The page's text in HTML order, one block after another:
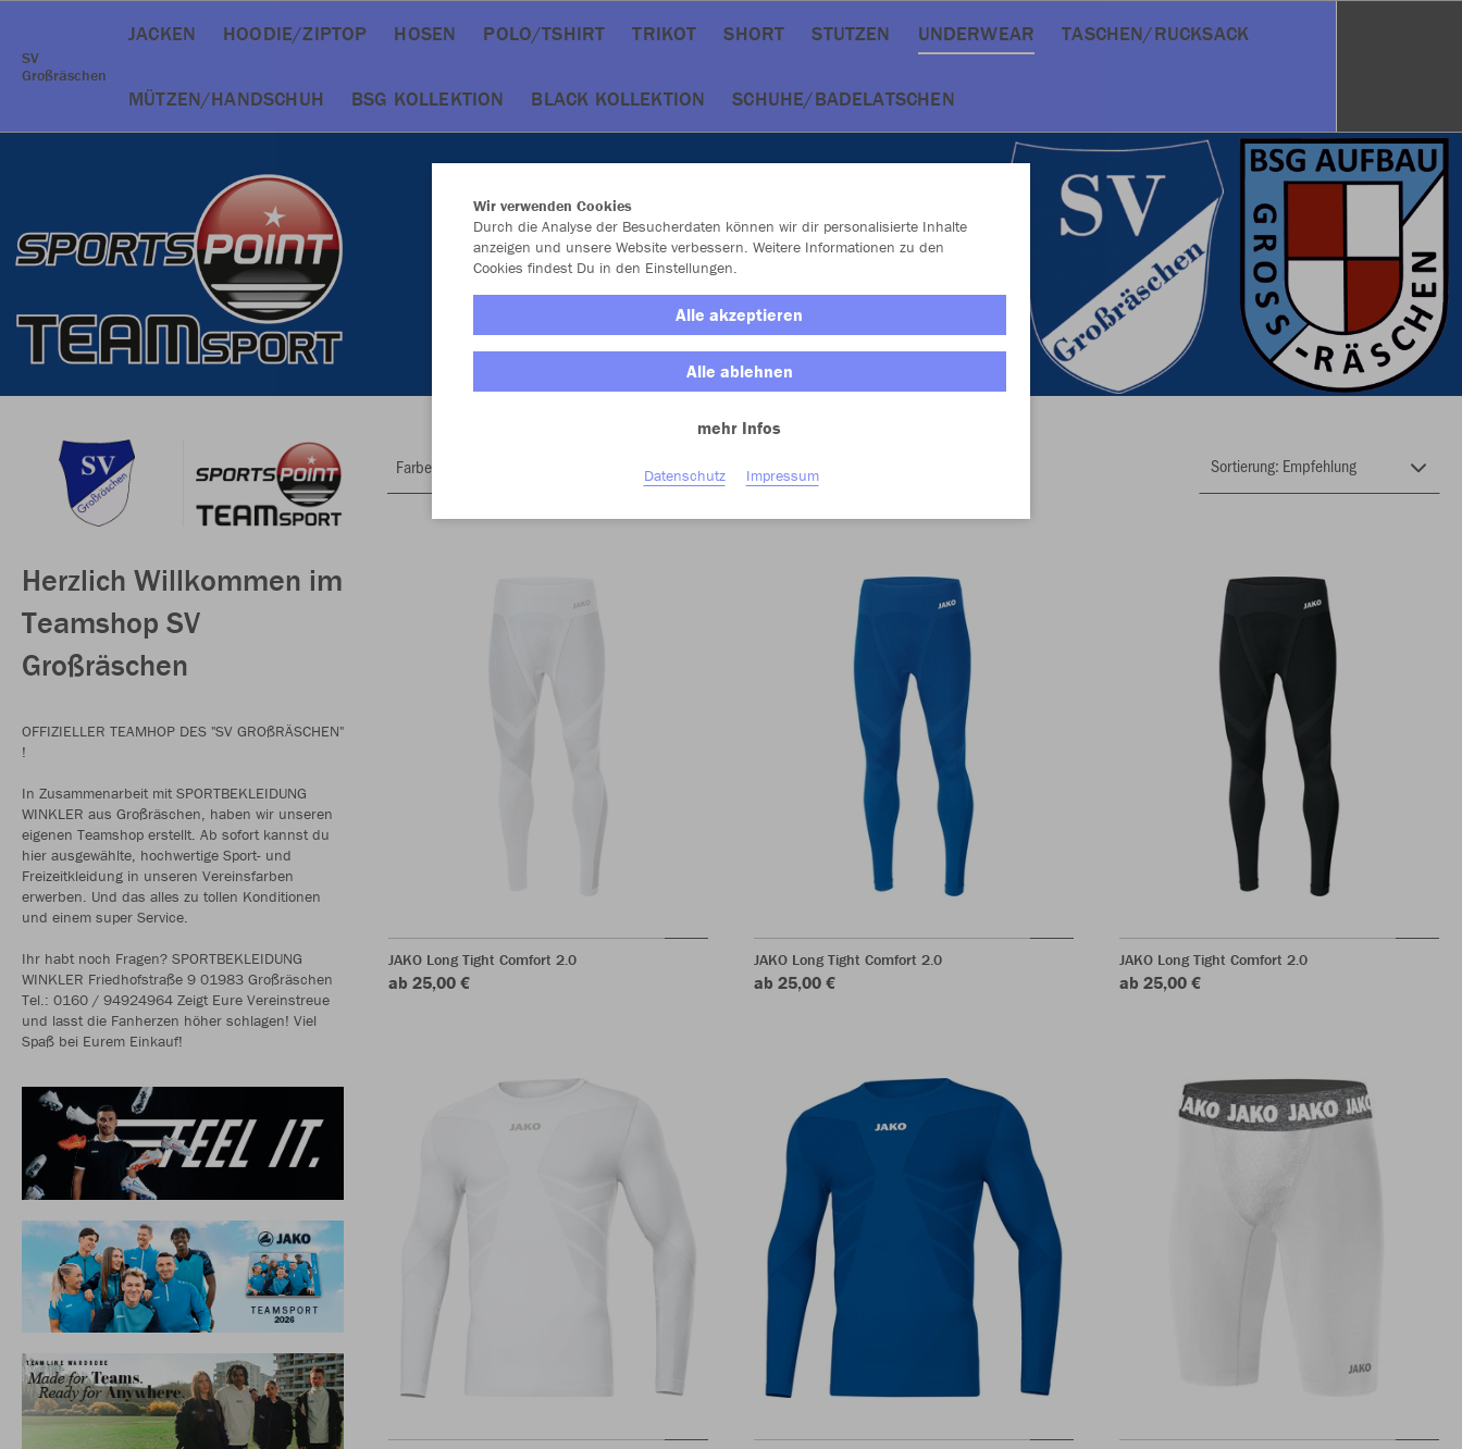
SV
Großräschen
JACKEN HOODIE/ZIPTOP HOSEN POLO/TSHIRT TRIKOT SHORT STUTZEN UNDERWEAR TASCHEN/RUCKSACK
MÜTZEN/HANDSCHUH BSG KOLLEKTION BLACK KOLLEKTION SCHUHE/BADELATSCHEN
Herzlich Willkommen im
Teamshop SV
Großräschen
OFFIZIELLER TEAMHOP DES "SV GROßRÄSCHEN"
!
In Zusammenarbeit mit SPORTBEKLEIDUNG
WINKLER aus Großräschen, haben wir unseren
eigenen Teamshop erstellt. Ab sofort kannst du
hier ausgewählte, hochwertige Sport- und
Freizeitkleidung in unseren Vereinsfarben
erwerben. Und das alles zu tollen Konditionen
und einem super Service.
Ihr habt noch Fragen? SPORTBEKLEIDUNG
WINKLER Friedhofstraße 9 01983 Großräschen
Tel.: 0160 / 94924964 Zeigt Eure Vereinstreue
und lasst die Fanherzen höher schlagen! Viel
Spaß bei Eurem Einkauf!
Farbe
JAKO Long Tight Comfort 2.0
ab 25,00 €
JAKO Long Tight Comfort 2.0
ab 25,00 €
JAKO Long Tight Comfort 2.0
ab 25,00 €
Wir verwenden Cookies
Durch die Analyse der Besucherdaten können wir dir personalisierte Inhalte
anzeigen und unsere Website verbessern. Weitere Informationen zu den
Cookies findest Du in den Einstellungen.
Alle akzeptieren
Alle ablehnen
mehr Infos
Datenschutz Impressum